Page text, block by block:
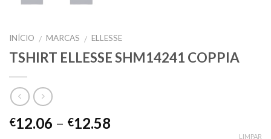
INÍCIO / MARCAS / ELLESSE
TSHIRT ELLESSE SHM14241 COPPIA
€12.06 – €12.58
LIMPAR